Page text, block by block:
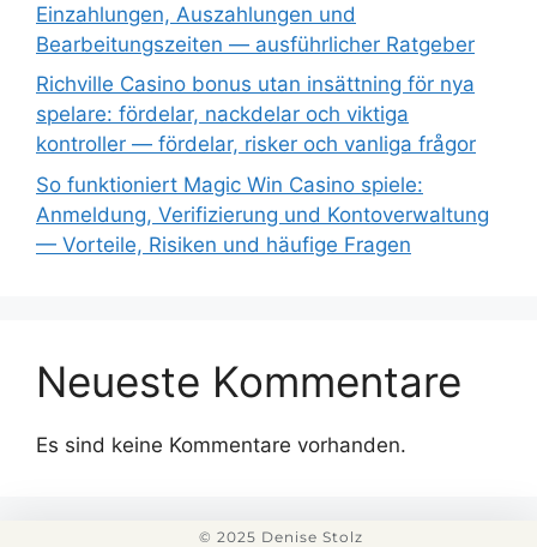
Einzahlungen, Auszahlungen und
Bearbeitungszeiten — ausführlicher Ratgeber
Richville Casino bonus utan insättning för nya
spelare: fördelar, nackdelar och viktiga
kontroller — fördelar, risker och vanliga frågor
So funktioniert Magic Win Casino spiele:
Anmeldung, Verifizierung und Kontoverwaltung
— Vorteile, Risiken und häufige Fragen
Neueste Kommentare
Es sind keine Kommentare vorhanden.
© 2025 Denise Stolz